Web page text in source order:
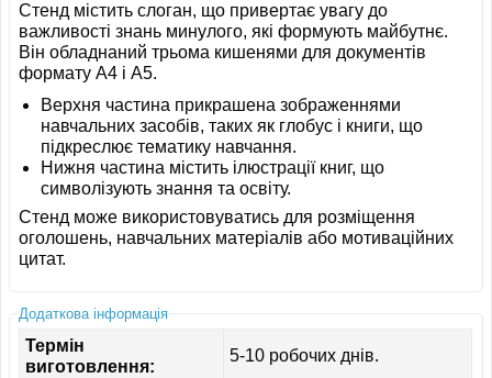
Стенд містить слоган, що привертає увагу до
важливості знань минулого, які формують майбутнє.
Він обладнаний трьома кишенями для документів
формату A4 і A5.
Верхня частина прикрашена зображеннями
навчальних засобів, таких як глобус і книги, що
підкреслює тематику навчання.
Нижня частина містить ілюстрації книг, що
символізують знання та освіту.
Стенд може використовуватись для розміщення
оголошень, навчальних матеріалів або мотиваційних
цитат.
Додаткова інформація
Термін
виготовлення:
5-10 робочих днів.